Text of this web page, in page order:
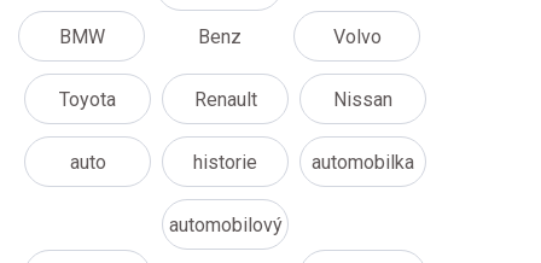
BMW Benz Volvo
Toyota Renault Nissan
auto historie automobilka
automobilový